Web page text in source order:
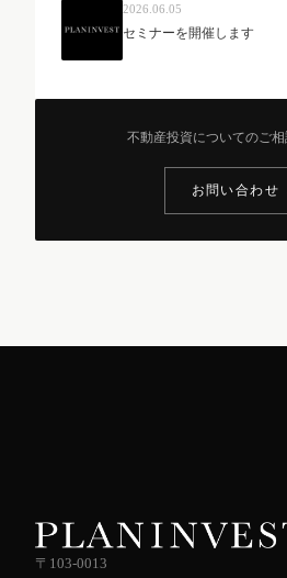
2026.06.05
セミナーを開催します
不動産投資についてのご
お問い合わせ
〒103-0013